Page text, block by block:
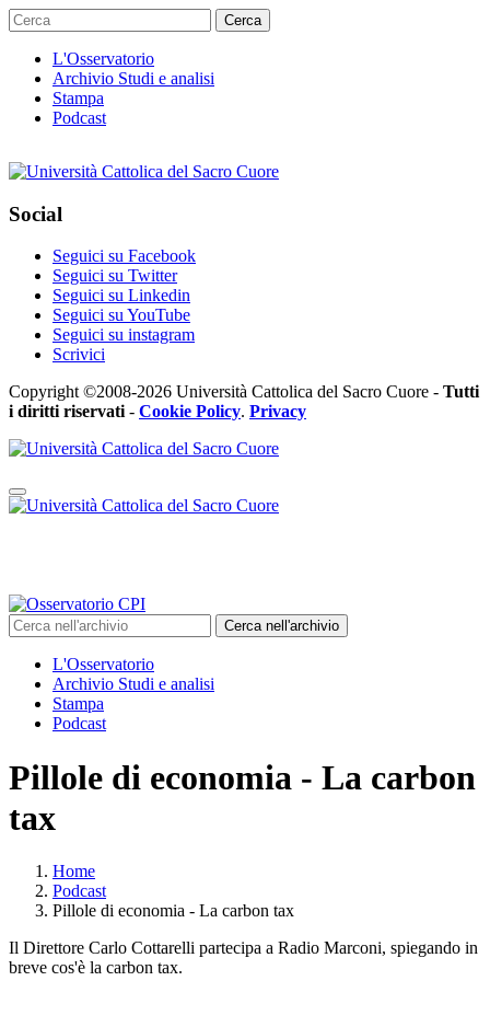
Cerca
L'Osservatorio
Archivio Studi e analisi
Stampa
Podcast
Social
Seguici su Facebook
Seguici su Twitter
Seguici su Linkedin
Seguici su YouTube
Seguici su instagram
Scrivici
Copyright ©2008-2026 Università Cattolica del Sacro Cuore - Tutti
i diritti riservati- Cookie Policy. Privacy
Cerca nell'archivio
L'Osservatorio
Archivio Studi e analisi
Stampa
Podcast
Pillole di economia - La carbon
tax
Home
Podcast
Pillole di economia - La carbon tax
Il Direttore Carlo Cottarelli partecipa a Radio Marconi, spiegando in
breve cos'è la carbon tax.